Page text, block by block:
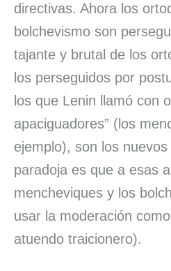
directivas. Ahora los
bolchevismo son
tajante y brutal de los
los perseguidos por
los que Lenin llamó con
apaciguadores” (los
ejemplo), son los
paradoja es que a esas
mencheviques y los
usar la moderación
atuendo traicionero).